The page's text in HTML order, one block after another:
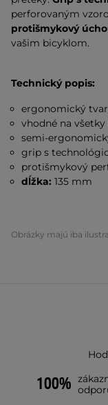
perforovaným
protišmykový
vašim bicyklom.
Technický popis:
ergonomický
vhodné na
semi-
grip s
protišmykový
dĺžka: 135 mm
Obrázky majú iba
100%